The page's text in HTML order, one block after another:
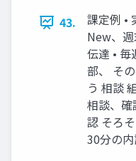
43.
課定例 •
New、
伝達 •
部、 そ
う 相談
相談、
認 そろ
30分の